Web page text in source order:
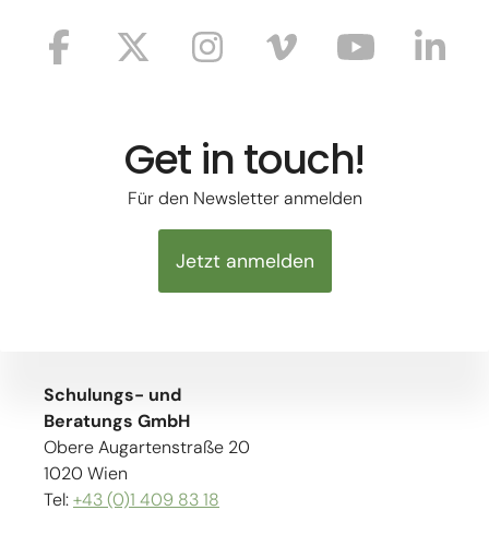
Get in touch!
Für den Newsletter anmelden
Jetzt anmelden
Schulungs- und
Beratungs GmbH
Obere Augartenstraße 20
1020 Wien
Tel:+43 (0)1 409 83 18